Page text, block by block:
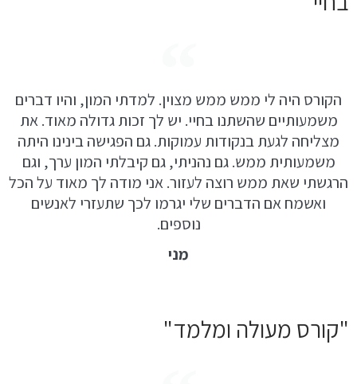
הקורס היה לי ממש ממש מצוין. למדתי המון, והיו דברים
משמעותיים שהשתנו בחיי. יש לך זכות גדולה מאוד. את
מצליחה לגעת בנקודות עמוקות. גם הפגישה בינינו היתה
משמעותית ממש. גם נהניתי, גם קיבלתי המון ערך, וגם
הרגשתי שאת ממש רוצה לעזור. אני מודה לך מאוד על הכל
ואשמח אם הדברים שלי יגרמו לכך שתעזרי לאנשים
נוספים.
מני
"קורס מעולה ומלמד"